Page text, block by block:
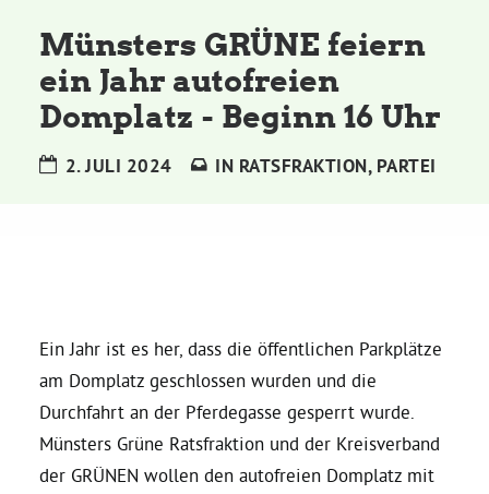
Grünes Zentrum
Personen
Sylvia Rietenberg, MdB
Robin Korte, MdL
Münsters GRÜNE feiern
ein Jahr autofreien
Domplatz - Beginn 16 Uhr
2. JULI 2024 IN RATSFRAKTION, PARTEI
Ein Jahr ist es her, dass die öffentlichen Parkplätze
am Domplatz geschlossen wurden und die
Durchfahrt an der Pferdegasse gesperrt wurde.
Münsters Grüne Ratsfraktion und der Kreisverband
der GRÜNEN wollen den autofreien Domplatz mit